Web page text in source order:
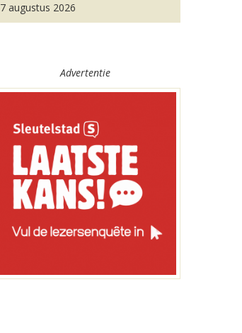
7 augustus 2026
Advertentie